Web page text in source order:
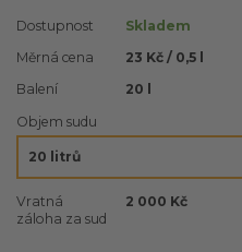
Dostupnost
Skladem
Měrná cena
23 Kč / 0,5 l
Balení
20 l
Objem sudu
Vratná
záloha za sud
2 000 Kč